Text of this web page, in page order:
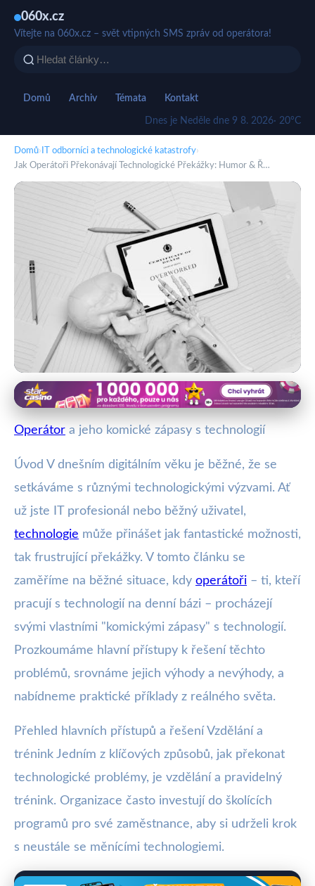
060x.cz
Vítejte na 060x.cz – svět vtipných SMS zpráv od operátora!
Domů Archiv Témata Kontakt
Dnes je Neděle dne 9 8. 2026· 20°C
Domů› IT odborníci a technologické katastrofy›
Jak Operátoři Překonávají Technologické Překážky: Humor & Ř…
IT odborníci a technologické katastrofy
Jak Operátoři Překonávají
Řešení
16. 10. 2025· 4 min čtení · Autor: Vít Šimek
Operátor a jeho komické zápasy s technologií
Úvod V dnešním digitálním věku je běžné, že se
setkáváme s různými technologickými výzvami. Ať
už jste IT profesionál nebo běžný uživatel,
technologie může přinášet jak fantastické možnosti,
tak frustrující překážky. V tomto článku se
zaměříme na běžné situace, kdy operátoři – ti, kteří
pracují s technologií na denní bázi – procházejí
svými vlastními "komickými zápasy" s technologií.
Prozkoumáme hlavní přístupy k řešení těchto
problémů, srovnáme jejich výhody a nevýhody, a
nabídneme praktické příklady z reálného světa.
Přehled hlavních přístupů a řešení Vzdělání a
trénink Jedním z klíčových způsobů, jak překonat
technologické problémy, je vzdělání a pravidelný
trénink. Organizace často investují do školících
programů pro své zaměstnance, aby si udrželi krok
s neustále se měnícími technologiemi.